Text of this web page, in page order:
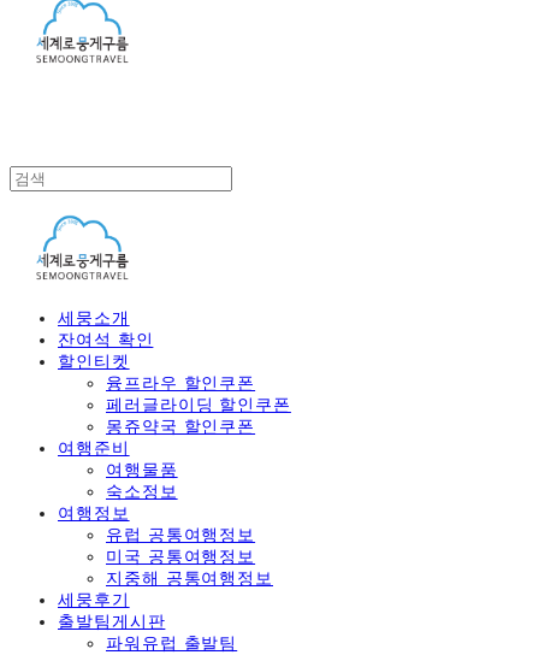
세뭉소개
잔여석 확인
할인티켓
융프라우 할인쿠폰
페러글라이딩 할인쿠폰
몽쥬약국 할인쿠폰
여행준비
여행물품
숙소정보
여행정보
유럽 공통여행정보
미국 공통여행정보
지중해 공통여행정보
세뭉후기
출발팀게시판
파워유럽 출발팀